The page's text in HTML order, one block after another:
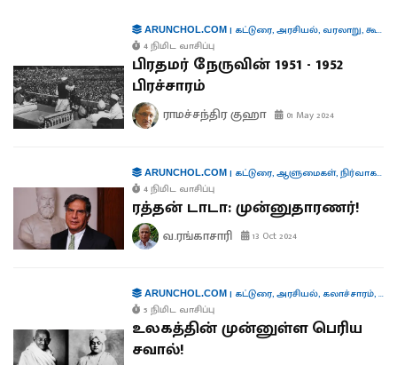
ARUNCHOL.COM| கட்டுரை,அரசியல், வரலாறு,கூட்டாட்சி
4 நிமிட வாசிப்பு
பிரதமர் நேருவின் 1951 - 1952
பிரச்சாரம்
ராமச்சந்திர குஹா 01 May 2024
ARUNCHOL.COM| கட்டுரை,ஆளுமைகள்,நிர்வாகம்
4 நிமிட வாசிப்பு
ரத்தன் டாடா: முன்னுதாரணர்!
வ.ரங்காசாரி 13 Oct 2024
ARUNCHOL.COM| கட்டுரை,அரசியல், கலாச்சாரம்,
5 நிமிட வாசிப்பு
உலகத்தின் முன்னுள்ள பெரிய
சவால்!